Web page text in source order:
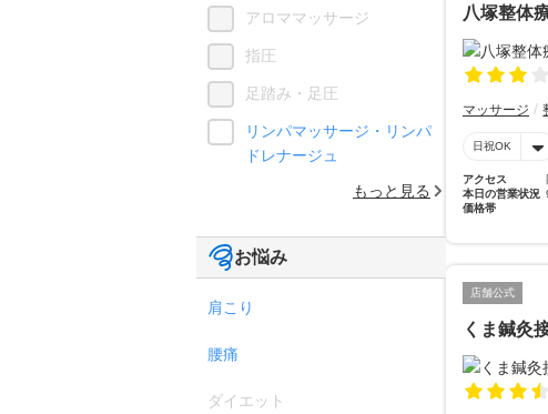
八塚整体
マッサージ
日祝OK
アクセス
本日の営業状況
価格帯
店舗公式
くま鍼灸
アロママッサージ
指圧
足踏み・足圧
リンパマッサージ・リンパ
ドレナージュ
もっと見る
お悩み
肩こり
腰痛
ダイエット